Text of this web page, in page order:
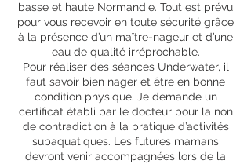
basse et haute Normandie. Tout est prévu
pour vous recevoir en toute sécurité grâce
à la présence d’un maître-nageur et d’une
eau de qualité irréprochable.
Pour réaliser des séances Underwater, il
faut savoir bien nager et être en bonne
condition physique. Je demande un
certificat établi par le docteur pour la non
de contradiction à la pratique d’activités
subaquatiques. Les futures mamans
devront venir accompagnées lors de la